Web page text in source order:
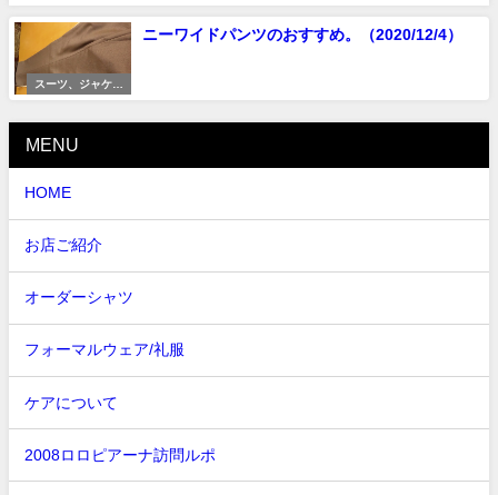
スーツ、ジャケッ
トの着こなし
ニーワイドパンツのおすすめ。（2020/12/4）
MENU
HOME
お店ご紹介
オーダーシャツ
フォーマルウェア/礼服
ケアについて
2008ロロピアーナ訪問ルポ